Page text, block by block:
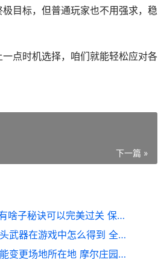
目标，但普通玩家也不用强求，稳
点时机选择，咱们就能轻松应对各
下一篇 »
保卫萝卜2第34关有啥子秘诀可以完美过关 保卫萝卜无敌版
全民奇迹十根手指头武器在游戏中怎么得到 全民奇迹v10多少钱
摩尔庄园农地能不能变更场地所在地 摩尔庄园能开垦几块农田